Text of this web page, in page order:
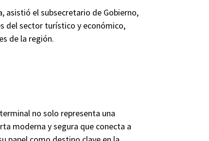
asistió el subsecretario de Gobierno,
del sector turístico y económico,
de la región.
no solo representa una
moderna y segura que conecta a